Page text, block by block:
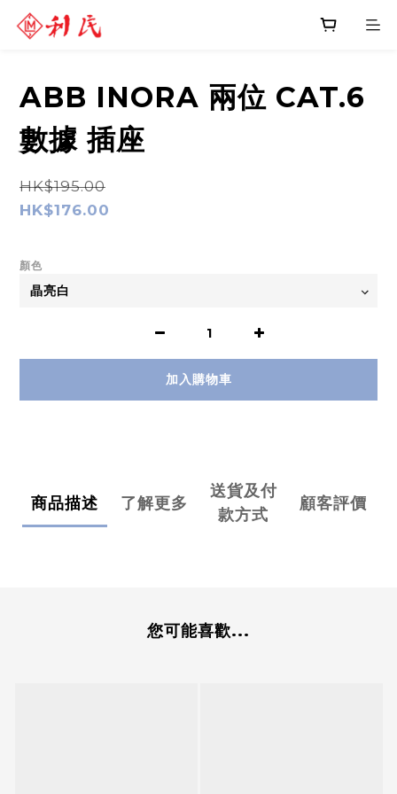
ABB INORA 兩位 CAT.6
數據 插座
HK$195.00
HK$176.00
顏色
加入購物車
商品描述 了解更多
送貨及付
款方式
顧客評價
您可能喜歡...